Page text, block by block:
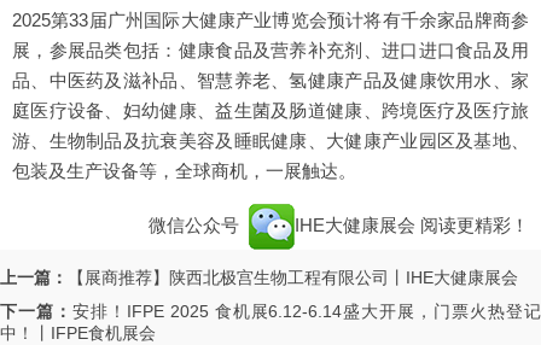
2025第33届广州国际大健康产业博览会预计将有千余家品牌商参
展，参展品类包括：健康食品及营养补充剂、进口进口食品及用
品、中医药及滋补品、智慧养老、氢健康产品及健康饮用水、家
庭医疗设备、妇幼健康、益生菌及肠道健康、跨境医疗及医疗旅
游、生物制品及抗衰美容及睡眠健康、大健康产业园区及基地、
包装及生产设备等，全球商机，一展触达。
微信公众号 IHE大健康展会 阅读更精彩！
上一篇：
【展商推荐】陕西北极宫生物工程有限公司丨IHE大健康展会
下一篇： 安排！IFPE 2025 食机展6.12-6.14盛大开展，门票火热登记
中！丨IFPE食机展会